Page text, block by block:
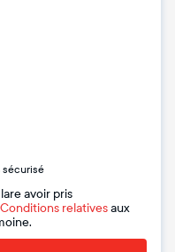
sécurisé
avoir pris
Conditions relativesaux